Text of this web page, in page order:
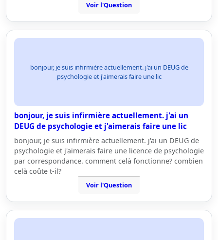
Voir l'Question
bonjour, je suis infirmière actuellement. j'ai un DEUG de
psychologie et j'aimerais faire une lic
bonjour, je suis infirmière actuellement. j'ai un
DEUG de psychologie et j'aimerais faire une lic
bonjour, je suis infirmière actuellement. j'ai un DEUG de
psychologie et j'aimerais faire une licence de psychologie
par correspondance. comment celà fonctionne? combien
celà coûte t-il?
Voir l'Question